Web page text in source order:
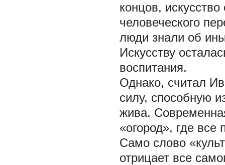
концов,
человеческого
люди знали об
Искусству
воспитания.
Однако, считал
силу, способную
жива.
«огород», где все
Само слово
отрицает все